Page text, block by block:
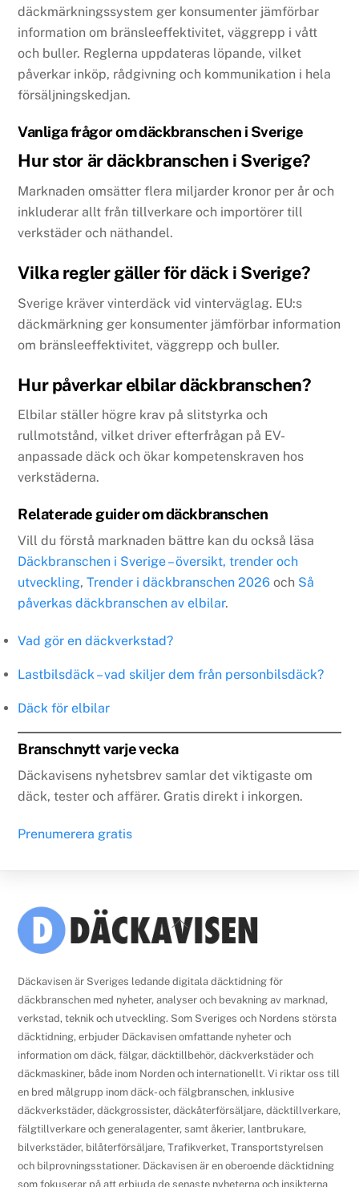
däckmärkningssystem ger konsumenter jämförbar
information om bränsleeffektivitet, väggrepp i vått
och buller. Reglerna uppdateras löpande, vilket
påverkar inköp, rådgivning och kommunikation i hela
försäljningskedjan.
Vanliga frågor om däckbranschen i Sverige
Hur stor är däckbranschen i Sverige?
Marknaden omsätter flera miljarder kronor per år och
inkluderar allt från tillverkare och importörer till
verkstäder och näthandel.
Vilka regler gäller för däck i Sverige?
Sverige kräver vinterdäck vid vinterväglag. EU:s
däckmärkning ger konsumenter jämförbar information
om bränsleeffektivitet, väggrepp och buller.
Hur påverkar elbilar däckbranschen?
Elbilar ställer högre krav på slitstyrka och
rullmotstånd, vilket driver efterfrågan på EV-
anpassade däck och ökar kompetenskraven hos
verkstäderna.
Relaterade guider om däckbranschen
Vill du förstå marknaden bättre kan du också läsa
Däckbranschen i Sverige – översikt, trender och
utveckling,Trender i däckbranschen 2026 och Så
påverkas däckbranschen av elbilar.
Vad gör en däckverkstad?
Lastbilsdäck – vad skiljer dem från personbilsdäck?
Däck för elbilar
Branschnytt varje vecka
Däckavisens nyhetsbrev samlar det viktigaste om
däck, tester och affärer. Gratis direkt i inkorgen.
Prenumerera gratis
Back
To
Däckavisen är Sveriges ledande digitala däcktidning för
däckbranschen med nyheter, analyser och bevakning av marknad,
verkstad, teknik och utveckling. Som Sveriges och Nordens största
däcktidning, erbjuder Däckavisen omfattande nyheter och
information om däck, fälgar, däcktillbehör, däckverkstäder och
däckmaskiner, både inom Norden och internationellt. Vi riktar oss till
en bred målgrupp inom däck- och fälgbranschen, inklusive
däckverkstäder, däckgrossister, däckåterförsäljare, däcktillverkare,
fälgtillverkare och generalagenter, samt åkerier, lantbrukare,
bilverkstäder, bilåterförsäljare, Trafikverket, Transportstyrelsen
och bilprovningsstationer. Däckavisen är en oberoende däcktidning
som fokuserar på att erbjuda de senaste nyheterna och insikterna